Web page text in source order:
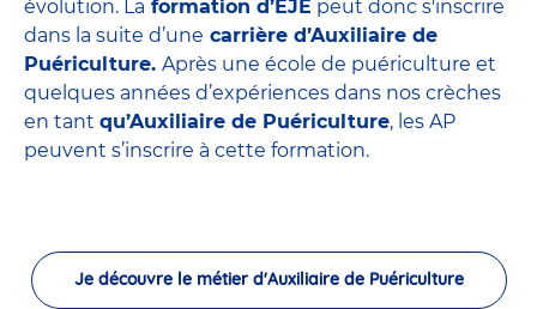
évolution. La formation d’EJE peut donc s'inscrire
dans la suite d’une carrière d’Auxiliaire de
Puériculture. Après une école de puériculture et
quelques années d’expériences dans nos crèches
en tant qu’Auxiliaire de Puériculture, les AP
peuvent s’inscrire à cette formation.
Je découvre le métier d'Auxiliaire de Puériculture